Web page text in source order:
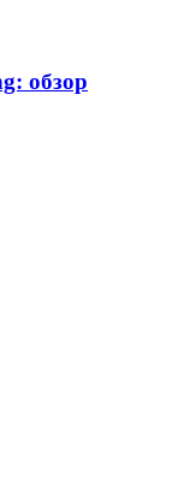
обзор